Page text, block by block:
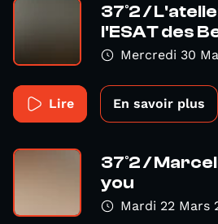
37°2 /
l'ESAT des
Mercredi 30
Lire En savoir plus
37°2 /
you
Mardi 22 Mars